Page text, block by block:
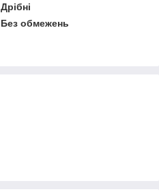
Дрібні
Без обмежень